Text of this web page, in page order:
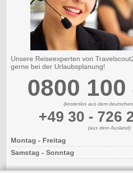
Unsere Reiseexperten von
gerne bei der Urlaubsplanung!
0800 100
(kostenlos aus dem
+49 30 - 726
(aus dem Ausland)
Montag - Freitag
Samstag - Sonntag